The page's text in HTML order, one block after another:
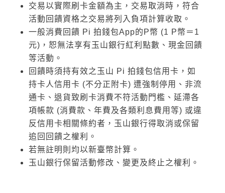
交易以實際刷卡金額為主，交易取消時，符合
活動回饋資格之交易將列入負項計算收取。
一般消費回饋 Pi 拍錢包App的P幣 (1 P幣＝1
元)，恕無法享有玉山銀行紅利點數、現金回饋
等活動。
回饋時須持有效之玉山 Pi 拍錢包信用卡，如
持卡人信用卡 (不分正附卡) 遭強制停用、非流
通卡、退貨致刷卡消費不符活動門檻、延滯各
項帳款 (消費款、年費及各類利息費用等) 或違
反信用卡相關條約者，玉山銀行得取消或保留
追回回饋之權利。
若無註明則均以新臺幣計算。
玉山銀行保留活動修改、變更及終止之權利。